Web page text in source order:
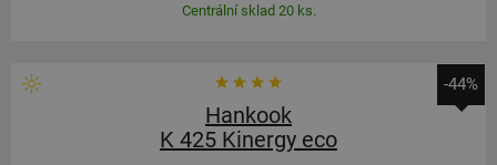
Centrální sklad 20 ks.
-44%
Hankook
K 425 Kinergy eco